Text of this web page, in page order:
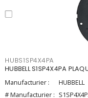
HUBS1SP4X4PA
HUBBELL S1SP4X4PA
Manufacturier :
HUBBELL
# Manufacturier :